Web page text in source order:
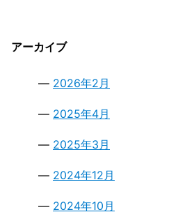
アーカイブ
2026年2月
2025年4月
2025年3月
2024年12月
2024年10月